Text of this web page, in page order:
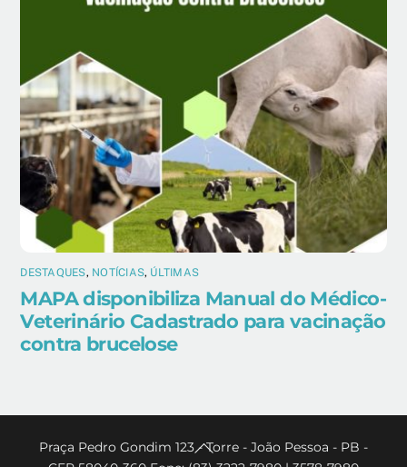
DESTAQUES, NOTÍCIAS, ÚLTIMAS
MAPA disponibiliza Manual do Médico-
Veterinário Cadastrado para vacinação
contra brucelose
Back
Praça Pedro Gondim 123 - Torre - João Pessoa - PB -